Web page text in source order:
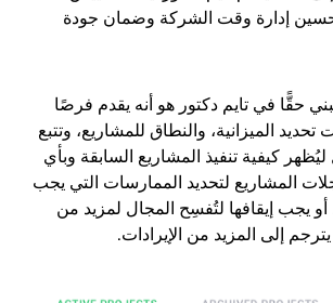
إدارة وقت الشركة وضمان جودة
حقًّا في تايم دكتور هو أنه يقدم فرصًا
الميزانية، والنطاق للمشاريع، وتتبع
كيفية تنفيذ المشاريع السابقة وبأي
المشاريع لتحديد الممارسات التي يجب
أو يجب إيقافها لتُفسِح المجال لمزيد من
إلى المزيد من الإيرادات.